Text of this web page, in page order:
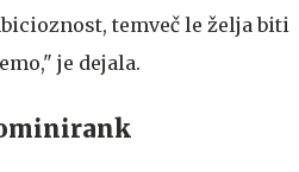
temveč le želja biti
je dejala.